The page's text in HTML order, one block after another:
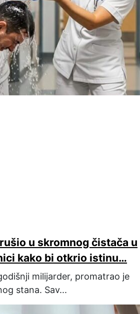
u skromnog čistača u
kako bi otkrio istinu…
milijarder, promatrao je
stana. Sav...